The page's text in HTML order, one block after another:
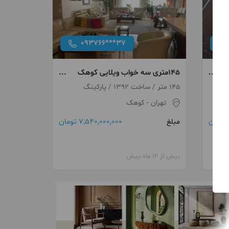
093766***37
145متری سه خواب ویلایی کوهک
شهرک راه آهن
145 متر / ساخت 1392 / پارکینگ
تهران - کوهک
مبلغ
7,540,000,000 تومان
بیش از 12 ماه پیش